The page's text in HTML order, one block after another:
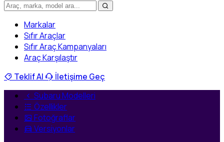
Markalar
Sıfır Araçlar
Sıfır Araç Kampanyaları
Araç Karşılaştır
Teklif Al
İletişime Geç
Subaru Modelleri
Özellikler
Fotoğraflar
Versiyonlar